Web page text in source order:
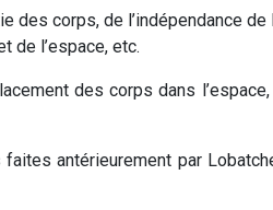
des corps, de l’indépendance de
de l’espace, etc.
des corps dans
antérieurement par